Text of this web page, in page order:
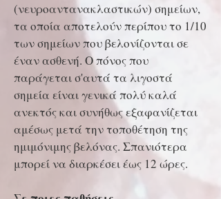
(νευροαντανακλαστικών) σημείων,
τα οποία αποτελούν περίπου το 1/10
των σημείων που βελονίζονται σε
έναν ασθενή. Ο πόνος που
παράγεται σ'αυτά τα λιγοστά
σημεία είναι γενικά πολύ καλά
ανεκτός και συνήθως εξαφανίζεται
αμέσως μετά την τοποθέτηση της
ημιμόνιμης βελόνας. Σπανιότερα
μπορεί να διαρκέσει έως 12 ώρες.